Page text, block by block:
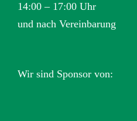
14:00 – 17:00 Uhr
und nach Vereinbarung
Wir sind Sponsor von: